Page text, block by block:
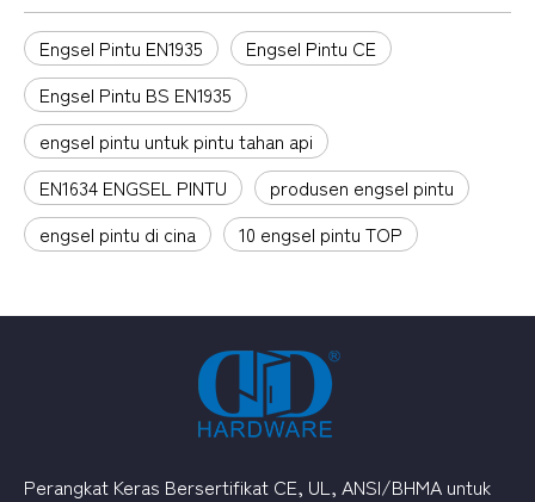
Engsel Pintu EN1935
Engsel Pintu CE
Engsel Pintu BS EN1935
engsel pintu untuk pintu tahan api
EN1634 ENGSEL PINTU
produsen engsel pintu
engsel pintu di cina
10 engsel pintu TOP
Perangkat Keras Bersertifikat CE, UL, ANSI/BHMA untuk